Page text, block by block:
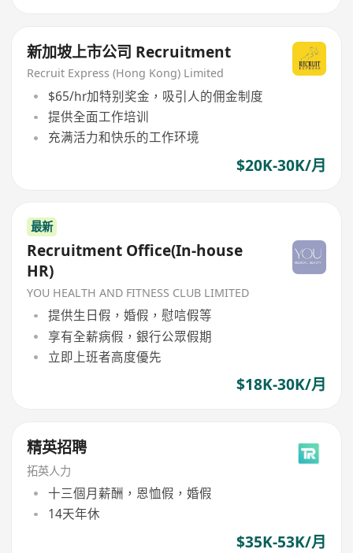
新加坡上市公司 Recruitment
Recruit Express (Hong Kong) Limited
$65/hr加特别奖金，吸引人的佣金制度
提供全面工作培训
充满活力和快乐的工作环境
$20K-30K/月
最新
Recruitment Office(In-house
HR)
YOU HEALTH AND FITNESS CLUB LIMITED
提供生日假，婚假，慰唁假等
享有全薪病假，銀行公眾假期
立即上班者高度優先
$18K-30K/月
精英招聘
拓英人力
十三個月薪酬，恩恤假，婚假
14天年休
$35K-53K/月